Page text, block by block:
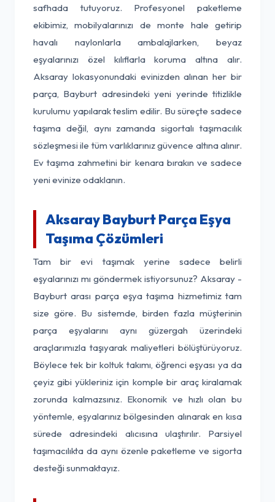
safhada tutuyoruz. Profesyonel paketleme
ekibimiz, mobilyalarınızı de monte hale getirip
havalı naylonlarla ambalajlarken, beyaz
eşyalarınızı özel kılıflarla koruma altına alır.
Aksaray lokasyonundaki evinizden alınan her bir
parça, Bayburt adresindeki yeni yerinde titizlikle
kurulumu yapılarak teslim edilir. Bu süreçte sadece
taşıma değil, aynı zamanda sigortalı taşımacılık
sözleşmesi ile tüm varlıklarınız güvence altına alınır.
Ev taşıma zahmetini bir kenara bırakın ve sadece
yeni evinize odaklanın.
Aksaray Bayburt Parça Eşya
Taşıma Çözümleri
Tam bir evi taşımak yerine sadece belirli
eşyalarınızı mı göndermek istiyorsunuz? Aksaray -
Bayburt arası parça eşya taşıma hizmetimiz tam
size göre. Bu sistemde, birden fazla müşterinin
parça eşyalarını aynı güzergah üzerindeki
araçlarımızla taşıyarak maliyetleri bölüştürüyoruz.
Böylece tek bir koltuk takımı, öğrenci eşyası ya da
çeyiz gibi yükleriniz için komple bir araç kiralamak
zorunda kalmazsınız. Ekonomik ve hızlı olan bu
yöntemle, eşyalarınız bölgesinden alınarak en kısa
sürede adresindeki alıcısına ulaştırılır. Parsiyel
taşımacılıkta da aynı özenle paketleme ve sigorta
desteği sunmaktayız.